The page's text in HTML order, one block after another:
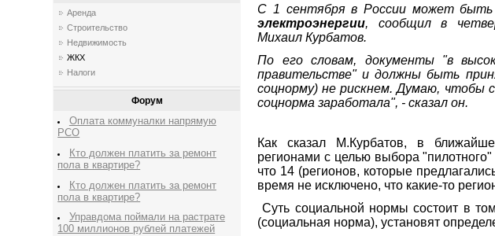
Аренда
Строительство
Недвижимость
ЖКХ
Налоги
Форум
Оплата коммуналки напрямую
РСО
Кто должен платить за ремонт
пола в квартире?
Кто должен платить за ремонт
пола в квартире?
Управдома поймали на растрате
100 миллионов рублей платежей
С 1 сентября в России может
электроэнергии, сообщил в
Михаил Курбатов.
По его словам, документы "в
правительстве" и должны быть
соцнорму) не рискнем. Думаю, чтобы
соцнорма заработала", - сказал он.
Как сказал М.Курбатов, в
регионами с целью выбора
что 14 (регионов, которые
время не исключено, что какие-то
Суть социальной нормы состоит в
(социальная норма), установят